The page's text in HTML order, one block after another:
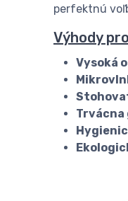
perfektnú
Výhody
Vysoká
Trvácna